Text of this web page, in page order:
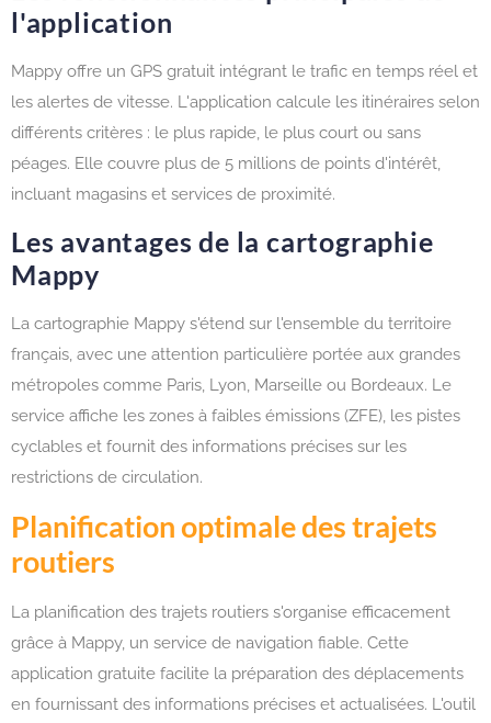
l'application
Mappy offre un GPS gratuit intégrant le trafic en temps réel et
les alertes de vitesse. L'application calcule les itinéraires selon
différents critères : le plus rapide, le plus court ou sans
péages. Elle couvre plus de 5 millions de points d'intérêt,
incluant magasins et services de proximité.
Les avantages de la cartographie
Mappy
La cartographie Mappy s'étend sur l'ensemble du territoire
français, avec une attention particulière portée aux grandes
métropoles comme Paris, Lyon, Marseille ou Bordeaux. Le
service affiche les zones à faibles émissions (ZFE), les pistes
cyclables et fournit des informations précises sur les
restrictions de circulation.
Planification optimale des trajets
routiers
La planification des trajets routiers s'organise efficacement
grâce à Mappy, un service de navigation fiable. Cette
application gratuite facilite la préparation des déplacements
en fournissant des informations précises et actualisées. L'outil